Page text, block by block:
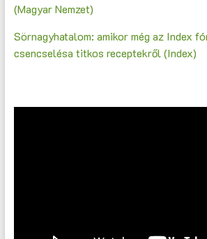
(Magyar Nemzet)
Sörnagyhatalom: amikor még az Index
csencselésa titkos receptekről (Index)